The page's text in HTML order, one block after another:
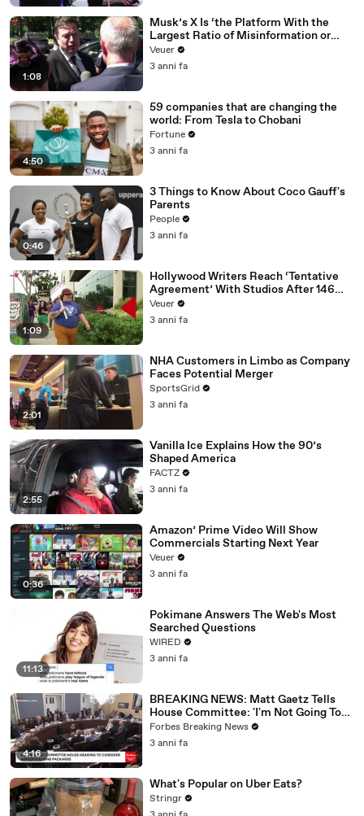
1:08
Musk’s X Is ‘the Platform With the
Largest Ratio of Misinformation or
Disinformation’ Amongst All Social
Media Platforms
Veuer
3 anni fa
4:50
59 companies that are changing the
world: From Tesla to Chobani
Fortune
3 anni fa
0:46
3 Things to Know About Coco Gauff's
Parents
People
3 anni fa
1:09
Hollywood Writers Reach ‘Tentative
Agreement’ With Studios After 146
Day Strike
Veuer
3 anni fa
2:01
NHA Customers in Limbo as Company
Faces Potential Merger
SportsGrid
3 anni fa
2:55
Vanilla Ice Explains How the 90’s
Shaped America
FACTZ
3 anni fa
0:36
Amazon’ Prime Video Will Show
Commercials Starting Next Year
Veuer
3 anni fa
11:13
Pokimane Answers The Web's Most
Searched Questions
WIRED
3 anni fa
4:16
BREAKING NEWS: Matt Gaetz Tells
House Committee: 'I'm Not Going To
Vote For A Continuing Resolution'
Forbes Breaking News
3 anni fa
What's Popular on Uber Eats?
Stringr